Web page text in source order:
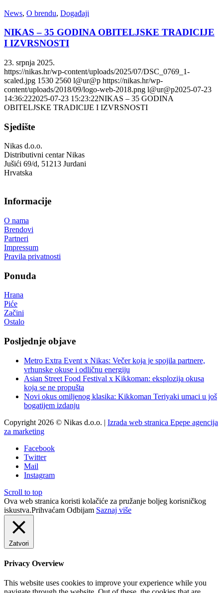
News, O brendu, Događaji
NIKAS – 35 GODINA OBITELJSKE TRADICIJE
I IZVRSNOSTI
23. srpnja 2025.
https://nikas.hr/wp-content/uploads/2025/07/DSC_0769_1-
scaled.jpg 1530 2560 l@ur@p https://nikas.hr/wp-
content/uploads/2018/09/logo-web-2018.png l@ur@p2025-07-23
14:36:222025-07-23 15:23:22NIKAS – 35 GODINA
OBITELJSKE TRADICIJE I IZVRSNOSTI
Sjedište
Nikas d.o.o.
Distributivni centar Nikas
Jušići 69/d, 51213 Jurdani
Hrvatska
Informacije
O nama
Brendovi
Partneri
Impressum
Pravila privatnosti
Ponuda
Hrana
Piće
Začini
Ostalo
Posljednje objave
Metro Extra Event x Nikas: Večer koja je spojila partnere,
vrhunske okuse i odličnu energiju
Asian Street Food Festival x Kikkoman: eksplozija okusa
koja se ne propušta
Novi okus omiljenog klasika: Kikkoman Teriyaki umaci u još
bogatijem izdanju
Copyright 2026 © Nikas d.o.o. | Izrada web stranica Epepe agencija
za marketing
Facebook
Twitter
Mail
Instagram
Scroll to top
Ova web stranica koristi kolačiće za pružanje boljeg korisničkog
iskustva.Prihvaćam Odbijam Saznaj više
Zatvori
Privacy Overview
This website uses cookies to improve your experience while you